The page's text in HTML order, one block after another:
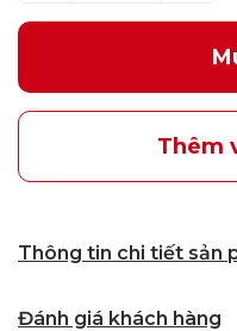
Thêm
Thông tin chi tiết sản
Đánh giá khách hàng